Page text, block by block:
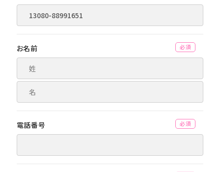
お名前 (必須)
電話番号 (必須)